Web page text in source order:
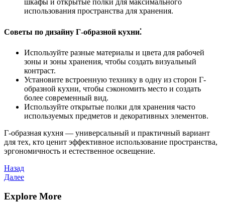
шкафы и открытые полки для максимального
использования пространства для хранения.
Советы по дизайну Г-образной кухни⁚
Используйте разные материалы и цвета для рабочей
зоны и зоны хранения, чтобы создать визуальный
контраст.
Установите встроенную технику в одну из сторон Г-
образной кухни, чтобы сэкономить место и создать
более современный вид.
Используйте открытые полки для хранения часто
используемых предметов и декоративных элементов.
Г-образная кухня — универсальный и практичный вариант
для тех, кто ценит эффективное использование пространства,
эргономичность и естественное освещение.
Навигация
по
записям
Предыдущая
запись
Назад
Следующая
Далее
Explore More